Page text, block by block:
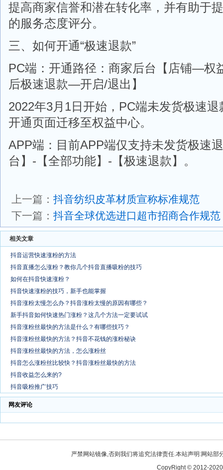
提高商家信誉和潜在转化率，并有助于
的服务态度评分。
三、如何开通“极速退款”
PC端：开通路径：商家后台【店铺—
后极速退款—开启/退出】
2022年3月1日开始，PC端未发货极速
开通页面迁移至权益中心。
APP端：目前APP端仅支持未发货极速
台】-【全部功能】-【极速退款】。
上一篇：抖音纺织皮革材质宣称标准规范
下一篇：抖音全球优选进口超市招商合作规范
相关文章
抖音运营快速涨粉的方法
抖音直播怎么涨粉？教你几个抖音直播吸粉的技巧
如何在抖音快速涨粉？
抖音快速涨粉的技巧，新手也能掌握
抖音涨粉太慢怎么办？抖音涨粉太慢的原因有哪些？
新手抖音如何快速热门涨粉？这几个方法一定要试试
抖音涨粉丝最快的方法是什么？有哪些技巧？
抖音涨粉丝最快的方法？抖音不花钱的涨粉秘诀
抖音涨粉丝最快的方法，怎么涨粉丝
抖音怎么涨粉丝比较快？抖音涨粉丝最快的方法
抖音收益怎么来的?
抖音吸粉推广技巧
网友评论
严禁网站镜像,否则我们将追究法律责任.本站声明:网站
CopyRight © 2012-